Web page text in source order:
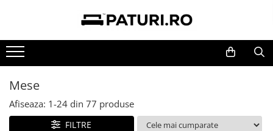
MOBILIER BUCATARIE
Bucatarii
Mese
Scaune
Coltare de Bucatarie
MOBILIER DORMITOR
Dormitoare
Comode
Dulapuri
Noptiere
MOBILIER LIVING
Living Set
Masute
Mese si Scaune
Dulapuri
MIC MOBILIER
Masute
Mese
Scaune
Birouri
MOBILIER TAPITAT
Canapele
Coltare
MOBILIER BIROU
Birouri
Dulapuri depozitare
Scaune birou
Mese
Afiseaza: 1-24 din 77 produse
FILTRE